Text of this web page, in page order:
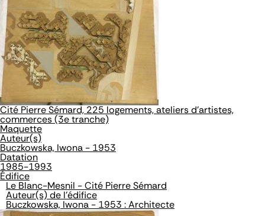
Cité Pierre Sémard, 225 logements, ateliers d'artistes,
commerces (3e tranche)
Maquette
Auteur(s)
Buczkowska, Iwona - 1953
Datation
1985-1993
Édifice
Le Blanc-Mesnil - Cité Pierre Sémard
Auteur(s) de l'édifice
Buczkowska, Iwona - 1953 : Architecte